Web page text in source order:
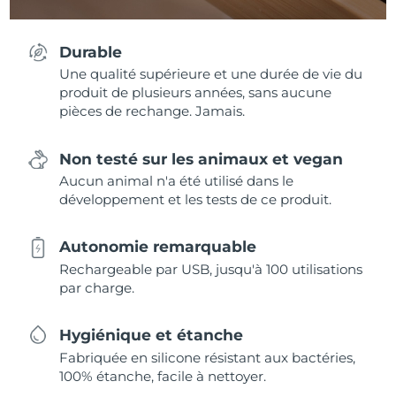
Durable
Une qualité supérieure et une durée de vie du
produit de plusieurs années, sans aucune
pièces de rechange. Jamais.
Non testé sur les animaux et vegan
Aucun animal n'a été utilisé dans le
développement et les tests de ce produit.
Autonomie remarquable
Rechargeable par USB, jusqu'à 100 utilisations
par charge.
Hygiénique et étanche
Fabriquée en silicone résistant aux bactéries,
100% étanche, facile à nettoyer.